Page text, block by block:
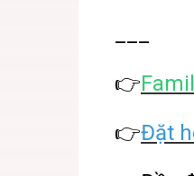
👉
👉Đặt